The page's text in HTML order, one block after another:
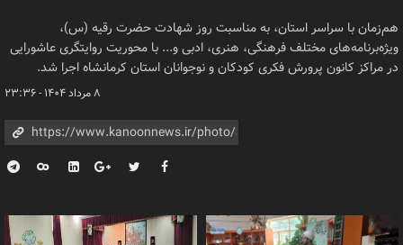
هم‌زمان با سراسر استان، به مناسبت روز شهادت حضرت رقیه (س)،
ویژه‌برنامه‌های مختلف فرهنگی، هنری، ادبی و... با محوریت روایتگری عاشورایی
در مراکز کانون پرورش فکری کودکان و نوجوانان استان کرمانشاه اجرا شد.
۸ مرداد ۱۴۰۴ - ۲۳:۳۶